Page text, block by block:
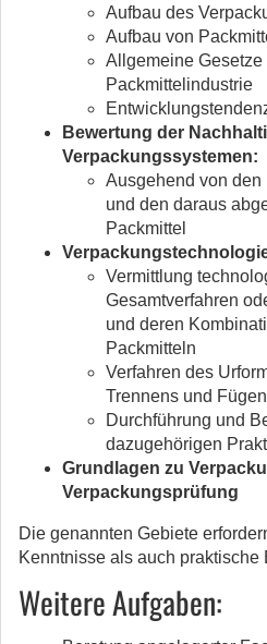
Aufbau des
Aufbau von
Allgemeine
Packmittelindustrie
Bewertung der
Verpackungssystemen:
Ausgehend von den
und den daraus
Packmittel
Vermittlung
Gesamtverfahren
und deren
Packmitteln
Verfahren des
Trennens und
Durchführung und
dazugehörigen
Grundlagen zu
Verpackungsprüfung
Die genannten Gebiete
Kenntnisse als auch praktische
Weitere Aufgaben: